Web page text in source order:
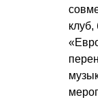
клуб,